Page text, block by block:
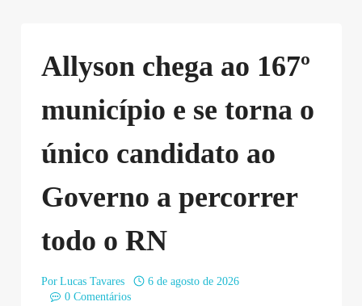
Allyson chega ao 167º
município e se torna o
único candidato ao
Governo a percorrer
todo o RN
Por Lucas Tavares
6 de agosto de 2026
0 Comentários